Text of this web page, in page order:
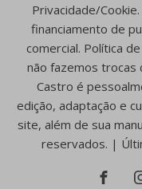
Privacidade/
financiamento de
comercial. Política
não fazemos trocas
Castro é
edição, adaptação e
site, além de sua
reservados. |